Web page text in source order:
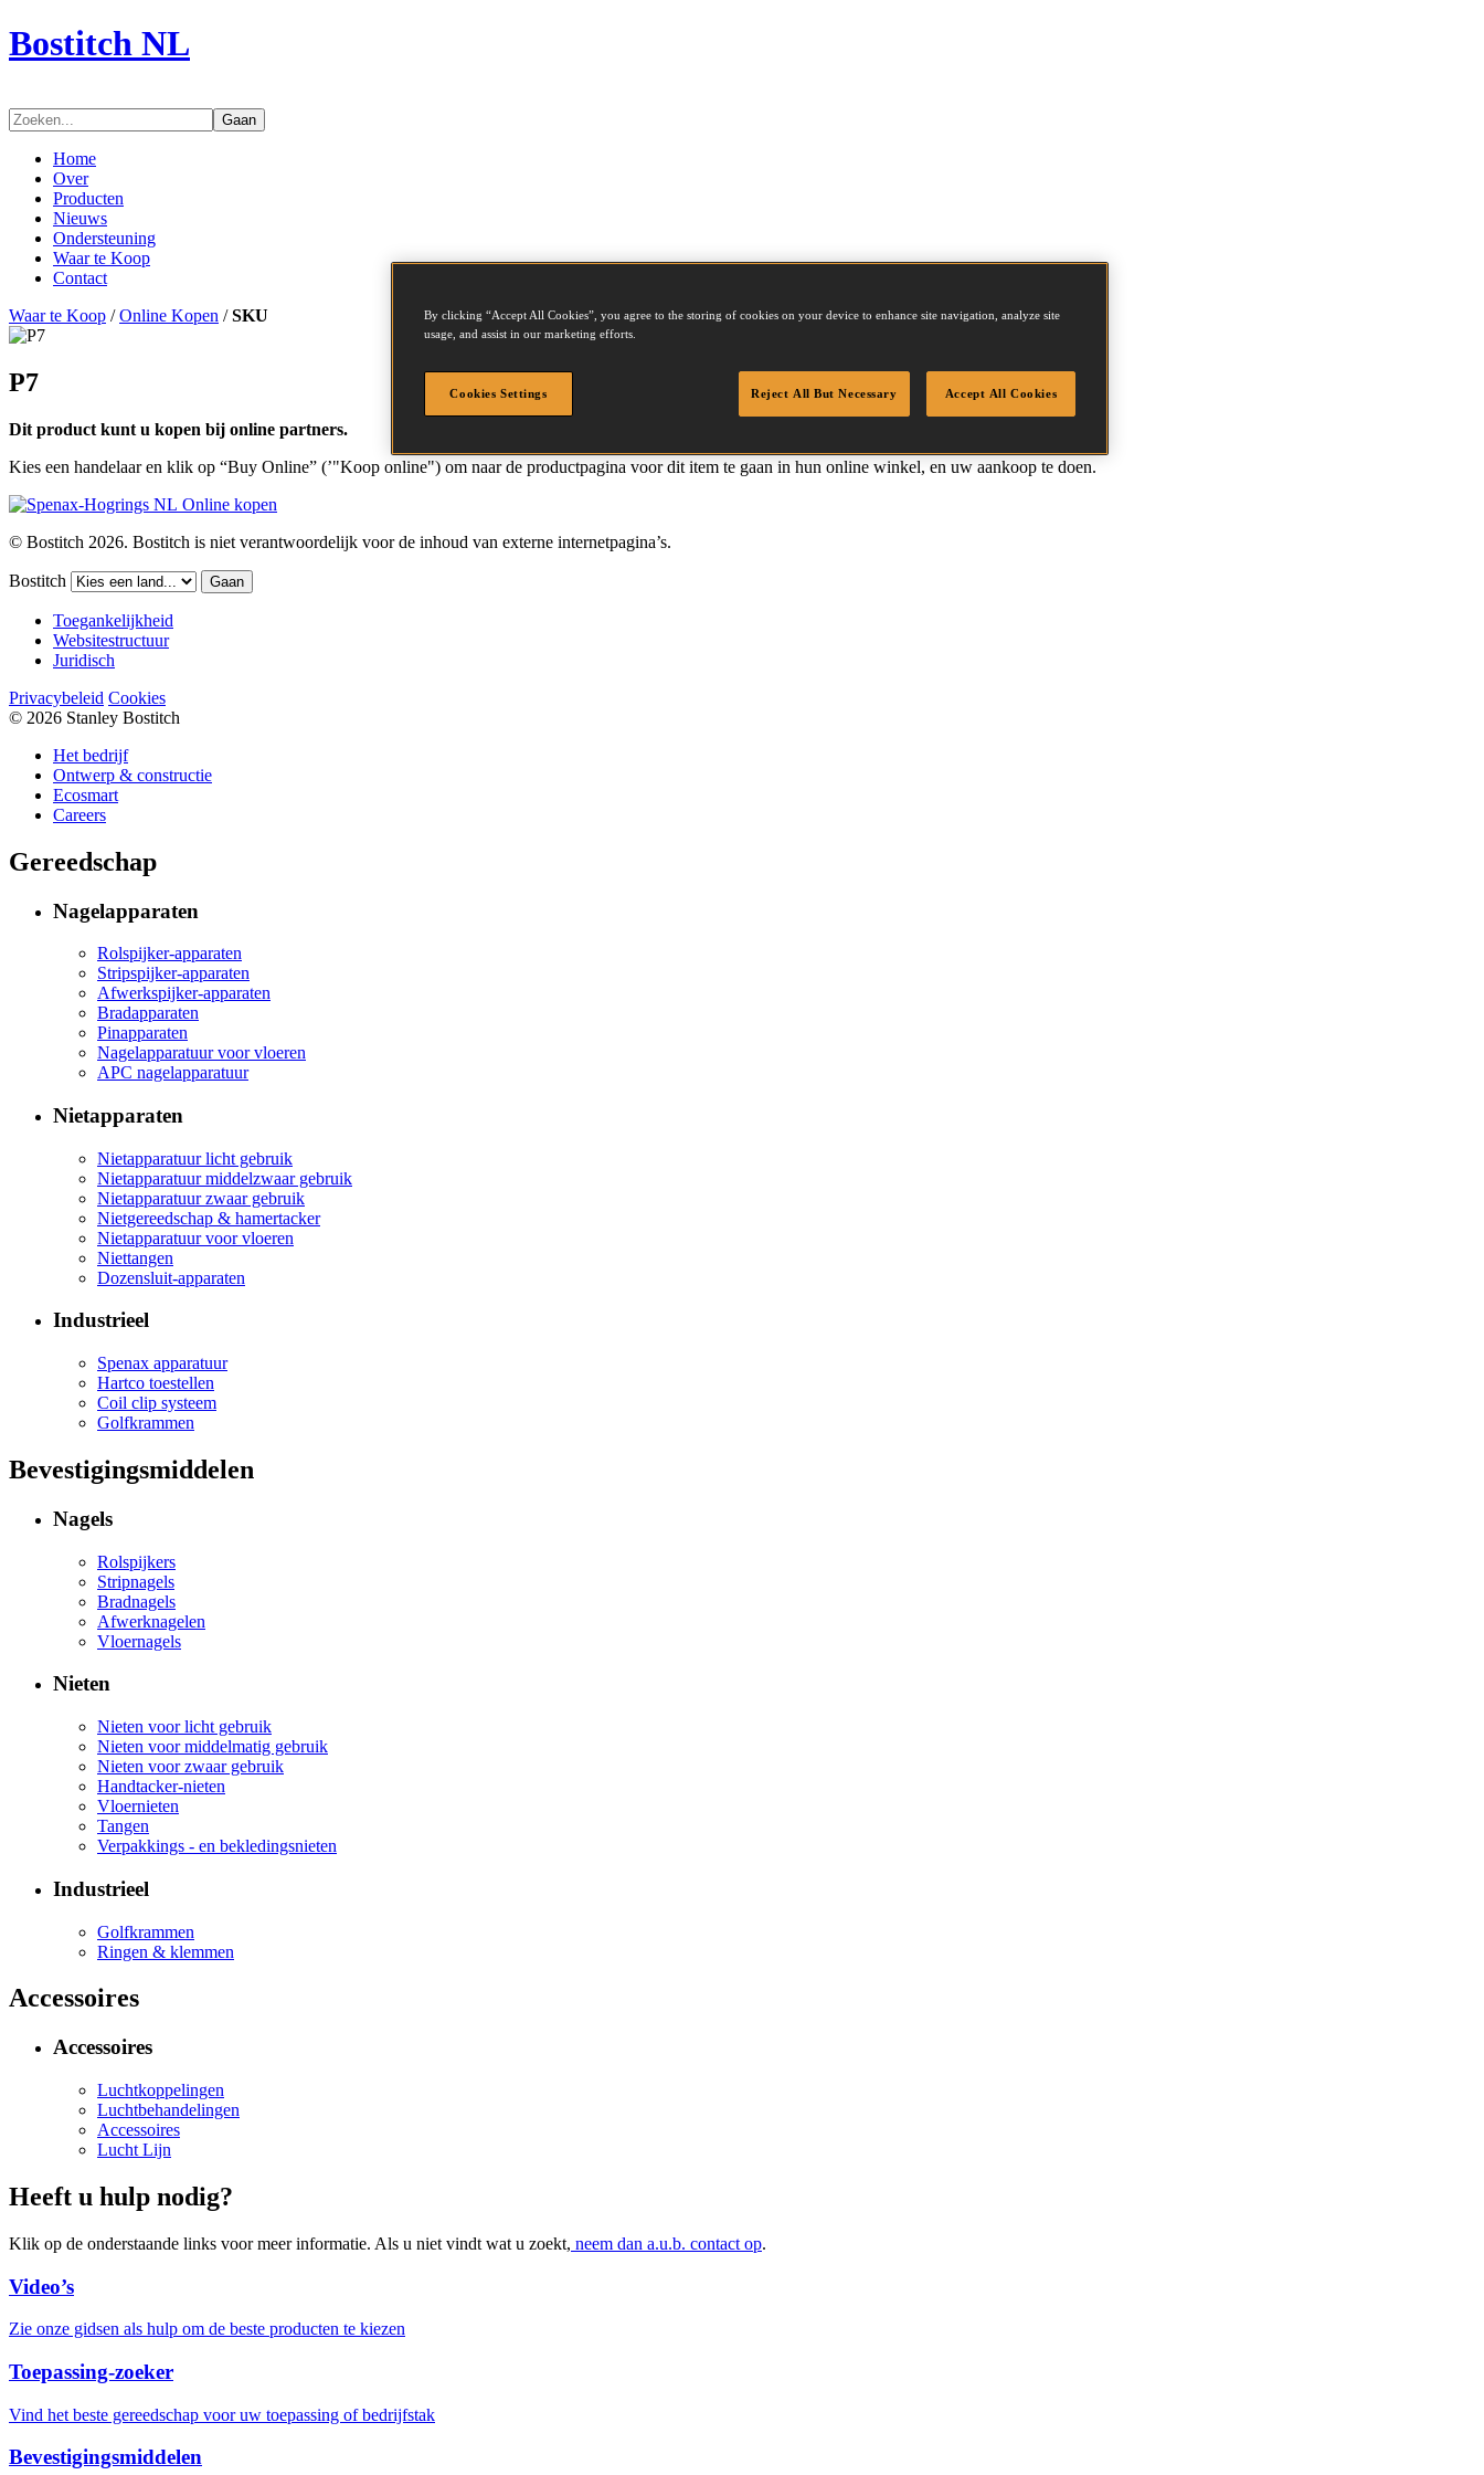
Bostitch NL
Gaan
Home
Over
Producten
Nieuws
Ondersteuning
Waar te Koop
Contact
Waar te Koop /Online Kopen /SKU
P7
Dit product kunt u kopen bij online partners.
Kies een handelaar en klik op “Buy Online” (’"Koop online") om naar de productpagina voor dit item te gaan in hun online winkel, en uw aankoop te doen.
Online kopen
© Bostitch 2026. Bostitch is niet verantwoordelijk voor de inhoud van externe internetpagina’s.
Bostitch Gaan
Toegankelijkheid
Websitestructuur
Juridisch
Privacybeleid Cookies
© 2026 Stanley Bostitch
Het bedrijf
Ontwerp & constructie
Ecosmart
Careers
Gereedschap
Nagelapparaten
Rolspijker-apparaten
Stripspijker-apparaten
Afwerkspijker-apparaten
Bradapparaten
Pinapparaten
Nagelapparatuur voor vloeren
APC nagelapparatuur
Nietapparaten
Nietapparatuur licht gebruik
Nietapparatuur middelzwaar gebruik
Nietapparatuur zwaar gebruik
Nietgereedschap & hamertacker
Nietapparatuur voor vloeren
Niettangen
Dozensluit-apparaten
Industrieel
Spenax apparatuur
Hartco toestellen
Coil clip systeem
Golfkrammen
Bevestigingsmiddelen
Nagels
Rolspijkers
Stripnagels
Bradnagels
Afwerknagelen
Vloernagels
Nieten
Nieten voor licht gebruik
Nieten voor middelmatig gebruik
Nieten voor zwaar gebruik
Handtacker-nieten
Vloernieten
Tangen
Verpakkings - en bekledingsnieten
Industrieel
Golfkrammen
Ringen & klemmen
Accessoires
Accessoires
Luchtkoppelingen
Luchtbehandelingen
Accessoires
Lucht Lijn
Heeft u hulp nodig?
Klik op de onderstaande links voor meer informatie. Als u niet vindt wat u zoekt, neem dan a.u.b. contact op.
Video’s
Zie onze gidsen als hulp om de beste producten te kiezen
Toepassing-zoeker
Vind het beste gereedschap voor uw toepassing of bedrijfstak
Bevestigingsmiddelen
By clicking “Accept All Cookies”, you agree to the storing of cookies on your device to enhance site navigation, analyze site
usage, and assist in our marketing efforts.
Cookies Settings Reject All But Necessary Accept All Cookies